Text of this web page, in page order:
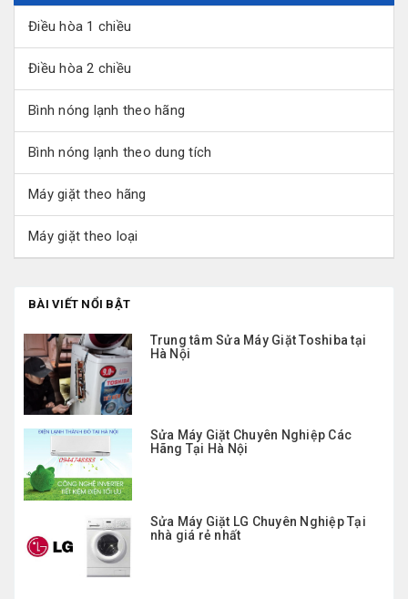
Điều hòa 1 chiều
Điều hòa 2 chiều
Bình nóng lạnh theo hãng
Bình nóng lạnh theo dung tích
Máy giặt theo hãng
Máy giặt theo loại
BÀI VIẾT NỔI BẬT
Trung tâm Sửa Máy Giặt Toshiba tại
Hà Nội
Sửa Máy Giặt Chuyên Nghiệp Các
Hãng Tại Hà Nội
Sửa Máy Giặt LG Chuyên Nghiệp Tại
nhà giá rẻ nhất